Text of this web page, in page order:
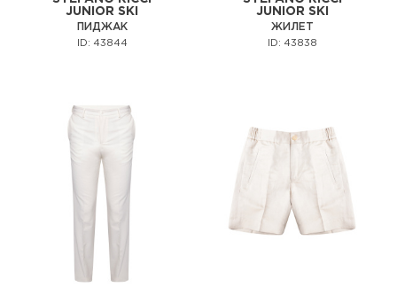
JUNIOR SKI
ПИДЖАК
ID: 43844
JUNIOR SKI
ЖИЛЕТ
ID: 43838